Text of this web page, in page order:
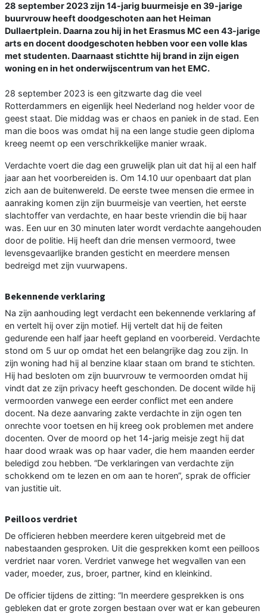
28 september 2023 zijn 14-jarig buurmeisje en 39-jarige
buurvrouw heeft doodgeschoten aan het Heiman
Dullaertplein. Daarna zou hij in het Erasmus MC een 43-jarige
arts en docent doodgeschoten hebben voor een volle klas
met studenten. Daarnaast stichtte hij brand in zijn eigen
woning en in het onderwijscentrum van het EMC.
28 september 2023 is een gitzwarte dag die veel
Rotterdammers en eigenlijk heel Nederland nog helder voor de
geest staat. Die middag was er chaos en paniek in de stad. Een
man die boos was omdat hij na een lange studie geen diploma
kreeg neemt op een verschrikkelijke manier wraak.
Verdachte voert die dag een gruwelijk plan uit dat hij al een half
jaar aan het voorbereiden is. Om 14.10 uur openbaart dat plan
zich aan de buitenwereld. De eerste twee mensen die ermee in
aanraking komen zijn zijn buurmeisje van veertien, het eerste
slachtoffer van verdachte, en haar beste vriendin die bij haar
was. Een uur en 30 minuten later wordt verdachte aangehouden
door de politie. Hij heeft dan drie mensen vermoord, twee
levensgevaarlijke branden gesticht en meerdere mensen
bedreigd met zijn vuurwapens.
Bekennende verklaring
Na zijn aanhouding legt verdacht een bekennende verklaring af
en vertelt hij over zijn motief. Hij vertelt dat hij de feiten
gedurende een half jaar heeft gepland en voorbereid. Verdachte
stond om 5 uur op omdat het een belangrijke dag zou zijn. In
zijn woning had hij al benzine klaar staan om brand te stichten.
Hij had besloten om zijn buurvrouw te vermoorden omdat hij
vindt dat ze zijn privacy heeft geschonden. De docent wilde hij
vermoorden vanwege een eerder conflict met een andere
docent. Na deze aanvaring zakte verdachte in zijn ogen ten
onrechte voor toetsen en hij kreeg ook problemen met andere
docenten. Over de moord op het 14-jarig meisje zegt hij dat
haar dood wraak was op haar vader, die hem maanden eerder
beledigd zou hebben. “De verklaringen van verdachte zijn
schokkend om te lezen en om aan te horen”, sprak de officier
van justitie uit.
Peilloos verdriet
De officieren hebben meerdere keren uitgebreid met de
nabestaanden gesproken. Uit die gesprekken komt een peilloos
verdriet naar voren. Verdriet vanwege het wegvallen van een
vader, moeder, zus, broer, partner, kind en kleinkind.
De officier tijdens de zitting: “In meerdere gesprekken is ons
gebleken dat er grote zorgen bestaan over wat er kan gebeuren